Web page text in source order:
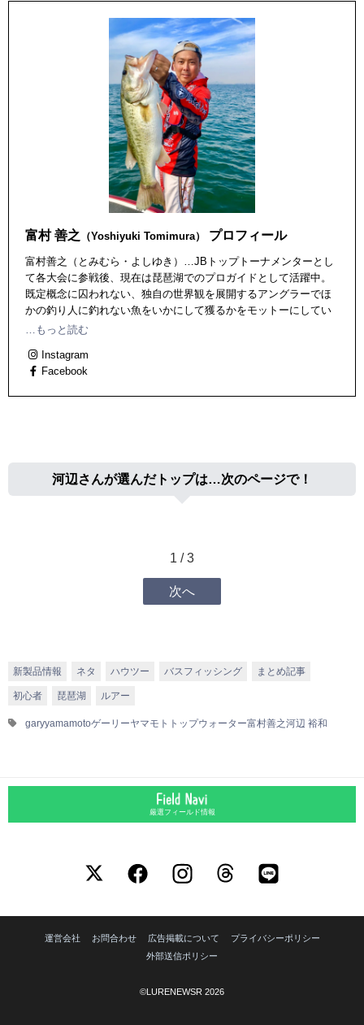
富村 善之 （Yoshiyuki Tomimura） プロフィール
富村善之（とみむら・よしゆき）…JBトップトーナメンターとし
て各大会に参戦後、現在は琵琶湖でのプロガイドとして活躍中。
既定概念に囚われない、独自の世界観を展開するアングラーでほ
かの釣り人に釣れない魚をいかにして獲るかをモットーにしてい
る。1971年３月生まれ。京都府在住
…もっと読む
Instagram
Facebook
河辺さんが選んだトップは…次のページで！
1 / 3
次へ
新製品情報 ネタ ハウツー バスフィッシング まとめ記事
初心者 琵琶湖 ルアー
garyyamamotoゲーリーヤマモト トップウォーター富村善之河辺 裕和
厳選フィールド情報
運営会社 お問合わせ 広告掲載について
プライバシーポリシー
外部送信ポリシー
©LURENEWSR 2026